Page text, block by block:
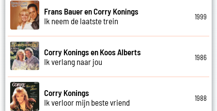
Frans Bauer en Corry Konings
Ik neem de laatste trein
1999
Corry Konings en Koos Alberts
Ik verlang naar jou
1986
Corry Konings
Ik verloor mijn beste vriend
1988